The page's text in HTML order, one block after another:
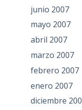
junio 2007
mayo 2007
abril 2007
marzo 2007
febrero 2007
enero 2007
diciembre